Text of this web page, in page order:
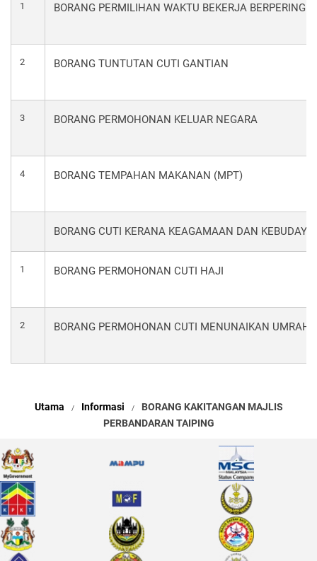
1 BORANG PERMILIHAN WAKTU BEKERJA
2 BORANG TUNTUTAN CUTI GANTIAN
3 BORANG PERMOHONAN KELUAR NEGARA
4 BORANG TEMPAHAN MAKANAN (MPT)
BORANG CUTI KERANA KEAGAMAAN DAN
1 BORANG PERMOHONAN CUTI HAJI
2 BORANG PERMOHONAN CUTI MENUNAIKAN UMRAH
Utama Informasi
BORANG KAKITANGAN MAJLIS
PERBANDARAN TAIPING